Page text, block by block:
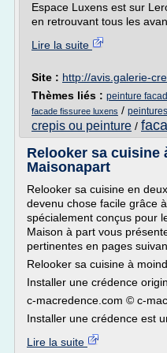
Espace Luxens est sur
en retrouvant tous les
Lire la suite
Site : http://avis.galerie-
Thèmes liés : peinture
facade fissuree luxens /
crepis ou peinture /
Relooker sa cuisine
Maisonapart
Relooker sa cuisine en
devenu chose facile grâce
spécialement conçus pour
Maison à part vous
pertinentes en pages
Relooker sa cuisine à
Installer une crédence
c-macredence.com © c-
Installer une crédence est
Lire la suite